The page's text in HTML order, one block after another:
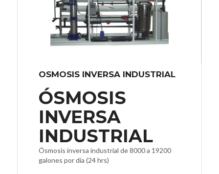
OSMOSIS INVERSA INDUSTRIAL
ÓSMOSIS
INVERSA
INDUSTRIAL
Ósmosis inversa industrial de 8000 a 19200
galones por día (24 hrs)